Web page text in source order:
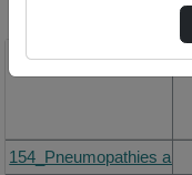
Titre
154_Pneumopathies